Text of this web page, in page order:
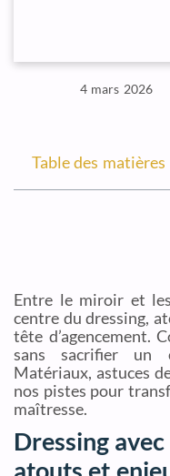
4 mars 2026
Table des matières
Entre le miroir et
centre du dressing,
tête d’agencement.
sans sacrifier un
Matériaux, astuces
nos pistes pour
maîtresse.
Dressing
atouts et